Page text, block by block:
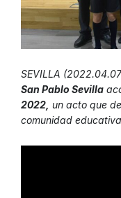
SEVILLA
San Pablo Sevilla
2022, un acto que
comunidad